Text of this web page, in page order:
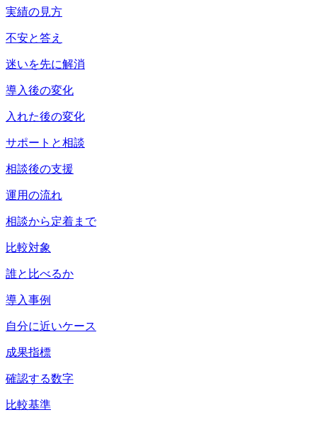
実績の見方
不安と答え
迷いを先に解消
導入後の変化
入れた後の変化
サポートと相談
相談後の支援
運用の流れ
相談から定着まで
比較対象
誰と比べるか
導入事例
自分に近いケース
成果指標
確認する数字
比較基準